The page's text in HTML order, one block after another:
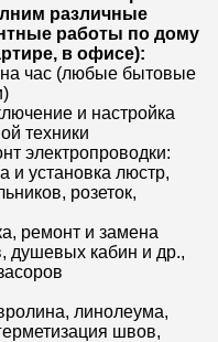
различные
работы по дому
в офисе):
час (любые бытовые
и настройка
техники
электропроводки:
и установка люстр,
розеток,
ремонт и замена
душевых кабин и др.,
линолеума,
швов,